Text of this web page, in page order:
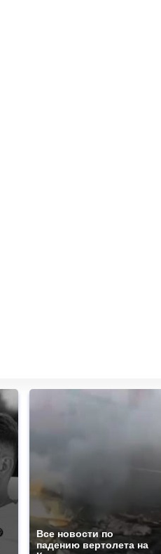
Все новости по
падению вертолета на